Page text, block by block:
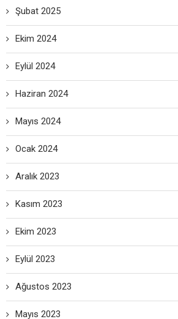
Şubat 2025
Ekim 2024
Eylül 2024
Haziran 2024
Mayıs 2024
Ocak 2024
Aralık 2023
Kasım 2023
Ekim 2023
Eylül 2023
Ağustos 2023
Mayıs 2023